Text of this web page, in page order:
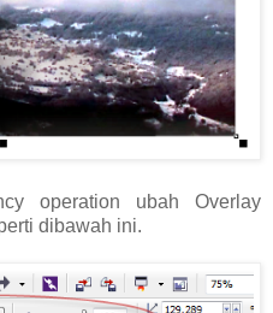
operation ubah Overlay
dibawah ini.